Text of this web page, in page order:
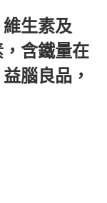
生素及
含鐵量在
腦良品，